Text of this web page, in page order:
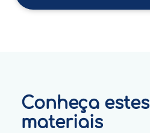
Conheça
materiais